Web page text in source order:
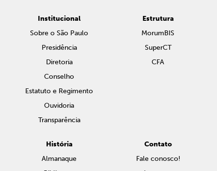
Institucional
Sobre o São Paulo
Presidência
Diretoria
Conselho
Estatuto e Regimento
Ouvidoria
Transparência
Estrutura
MorumBIS
SuperCT
CFA
História
Almanaque
Contato
Fale conosco!